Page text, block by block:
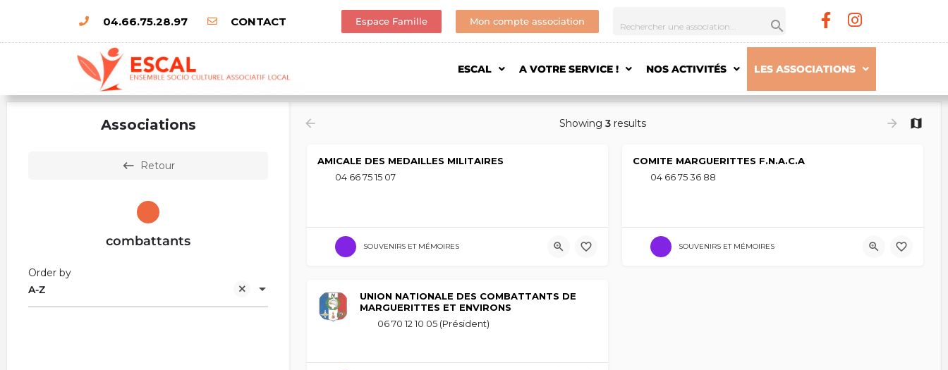
04.66.75.28.97 CONTACT Espace Famille Mon compte association
ESCAL A VOTRE SERVICE ! NOS ACTIVITÉS LES ASSOCIATIONS
Associations
Retour
combattants
A-Z
Order by
Showing 3 results
AMICALE DES MEDAILLES MILITAIRES
04 66 75 15 07
SOUVENIRS ET MÉMOIRES
COMITE MARGUERITTES F.N.A.C.A
04 66 75 36 88
SOUVENIRS ET MÉMOIRES
UNION NATIONALE DES COMBATTANTS DE
MARGUERITTES ET ENVIRONS
06 70 12 10 05 (Président)